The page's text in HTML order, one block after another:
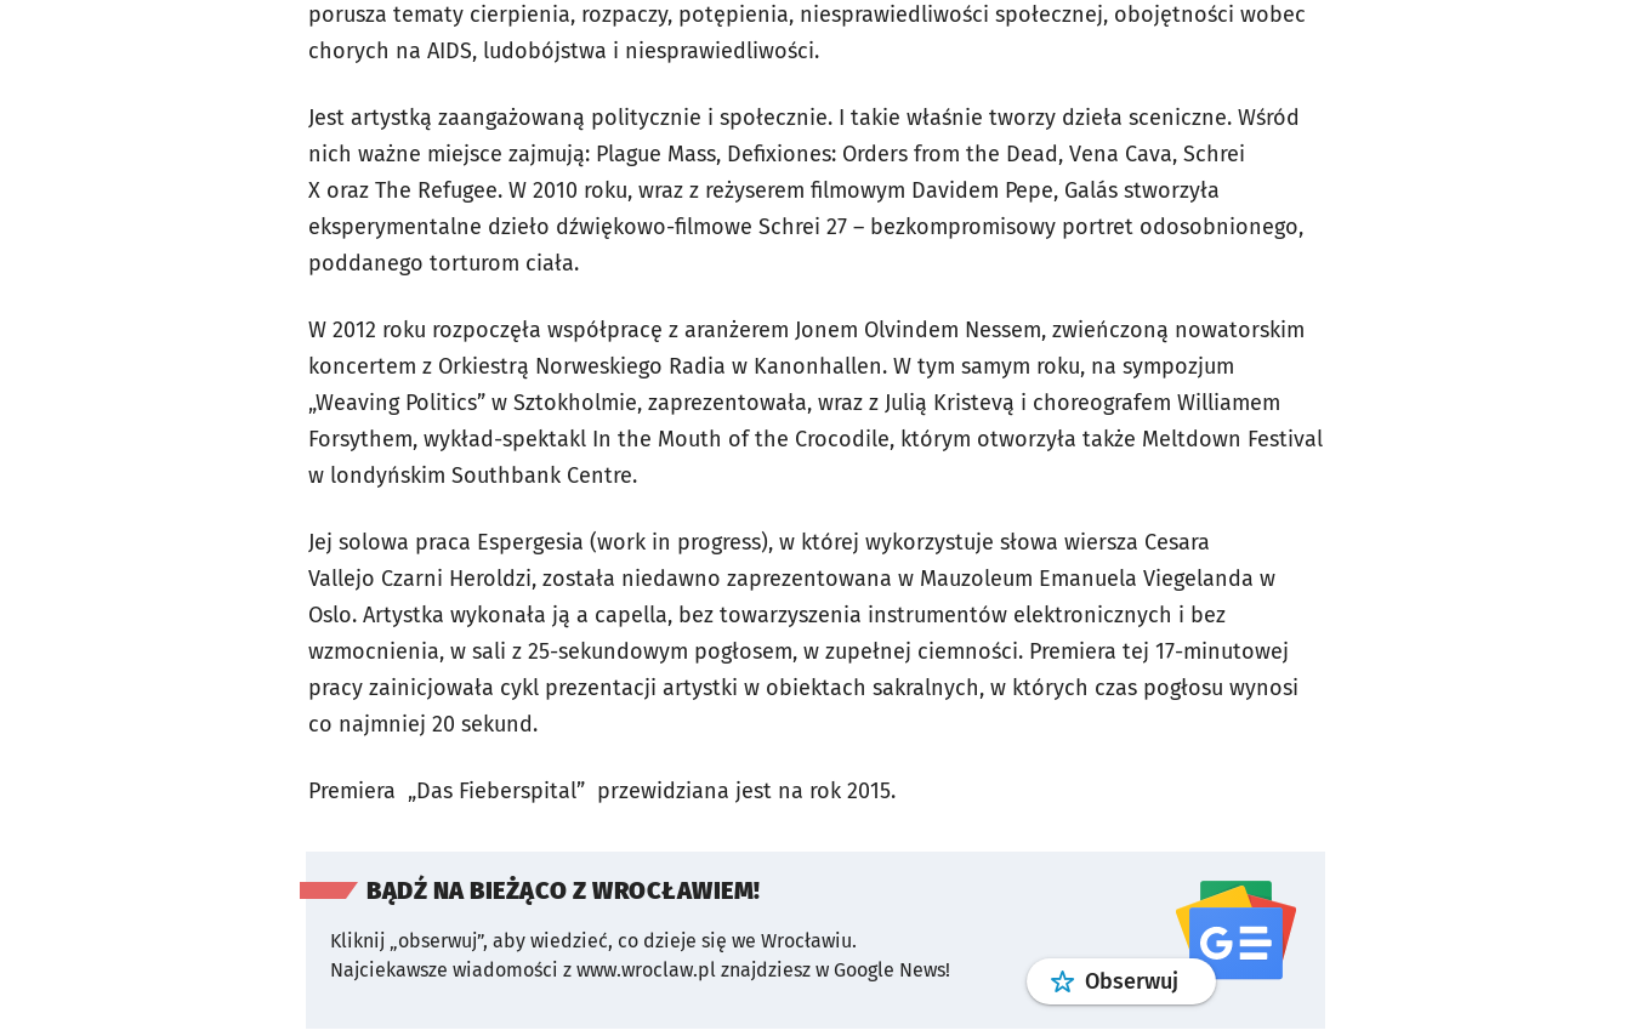
porusza tematy cierpienia, rozpaczy, potępienia, niesprawiedliwości społecznej, obojętności wobec
chorych na AIDS, ludobójstwa i niesprawiedliwości.
Jest artystką zaangażowaną politycznie i społecznie. I takie właśnie tworzy dzieła sceniczne. Wśród
nich ważne miejsce zajmują: Plague Mass, Defixiones: Orders from the Dead, Vena Cava, Schrei
X oraz The Refugee. W 2010 roku, wraz z reżyserem filmowym Davidem Pepe, Galás stworzyła
eksperymentalne dzieło dźwiękowo-filmowe Schrei 27 – bezkompromisowy portret odosobnionego,
poddanego torturom ciała.
W 2012 roku rozpoczęła współpracę z aranżerem Jonem Olvindem Nessem, zwieńczoną nowatorskim
koncertem z Orkiestrą Norweskiego Radia w Kanonhallen. W tym samym roku, na sympozjum
„Weaving Politics” w Sztokholmie, zaprezentowała, wraz z Julią Kristevą i choreografem Williamem
Forsythem, wykład-spektakl In the Mouth of the Crocodile, którym otworzyła także Meltdown Festival
w londyńskim Southbank Centre.
Jej solowa praca Espergesia (work in progress), w której wykorzystuje słowa wiersza Cesara
Vallejo Czarni Heroldzi, została niedawno zaprezentowana w Mauzoleum Emanuela Viegelanda w
Oslo. Artystka wykonała ją a capella, bez towarzyszenia instrumentów elektronicznych i bez
wzmocnienia, w sali z 25-sekundowym pogłosem, w zupełnej ciemności. Premiera tej 17-minutowej
pracy zainicjowała cykl prezentacji artystki w obiektach sakralnych, w których czas pogłosu wynosi
co najmniej 20 sekund.
Premiera „Das Fieberspital” przewidziana jest na rok 2015.
BĄDŹ NA BIEŻĄCO Z WROCŁAWIEM!
Kliknij „obserwuj”, aby wiedzieć, co dzieje się we Wrocławiu.
Najciekawsze wiadomości z www.wroclaw.pl znajdziesz w Google News!
Obserwuj profilgoogle news